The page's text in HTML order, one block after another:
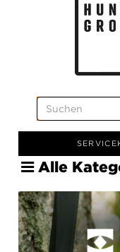
SERVICE
Alle